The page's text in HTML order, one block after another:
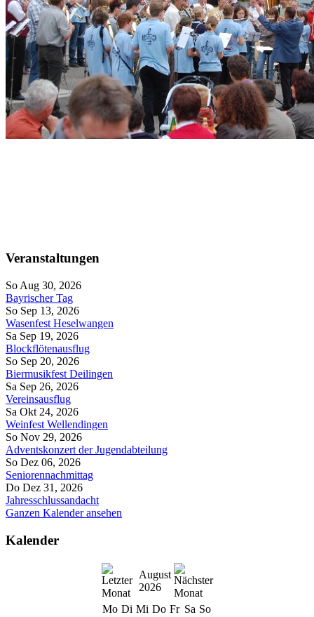
Veranstaltungen
So Aug 30, 2026
Bayrischer Tag
So Sep 13, 2026
Wasenfest Heselwangen
Sa Sep 19, 2026
Blockflötenausflug
So Sep 20, 2026
Biermusikfest Deilingen
Sa Sep 26, 2026
Vereinsausflug
Sa Okt 24, 2026
Weinfest Wellendingen
So Nov 29, 2026
Adventskonzert der Jugendabteilung
So Dez 06, 2026
Seniorennachmittag
Do Dez 31, 2026
Jahresschlussandacht
Ganzen Kalender ansehen
Kalender
August
2026
Mo Di Mi Do Fr Sa So